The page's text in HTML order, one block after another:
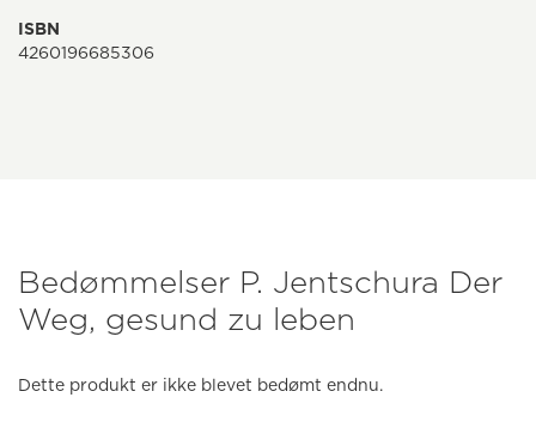
ISBN
4260196685306
Bedømmelser P. Jentschura Der
Weg, gesund zu leben
Dette produkt er ikke blevet bedømt endnu.